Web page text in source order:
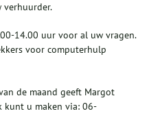
14.00 uur voor al uw vragen.
voor computerhulp
de maand geeft Margot
kunt u maken via: 06-